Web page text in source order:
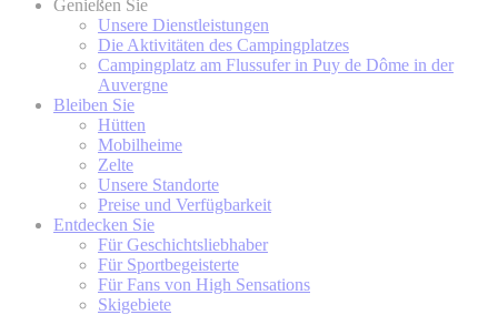
Genießen Sie
Unsere Dienstleistungen
Die Aktivitäten des Campingplatzes
Campingplatz am Flussufer in Puy de Dôme in der
Auvergne
Bleiben Sie
Hütten
Mobilheime
Zelte
Unsere Standorte
Preise und Verfügbarkeit
Entdecken Sie
Für Geschichtsliebhaber
Für Sportbegeisterte
Für Fans von High Sensations
Skigebiete